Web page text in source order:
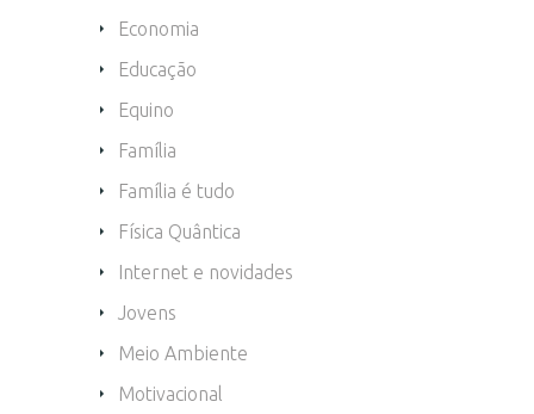
Economia
Educação
Equino
Família
Família é tudo
Física Quântica
Internet e novidades
Jovens
Meio Ambiente
Motivacional